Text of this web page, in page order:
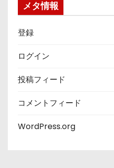
メタ情報
登録
ログイン
投稿フィード
コメントフィード
WordPress.org